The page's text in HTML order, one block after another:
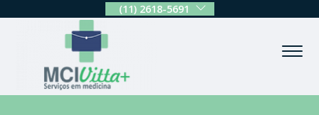
(11) 2618-5691